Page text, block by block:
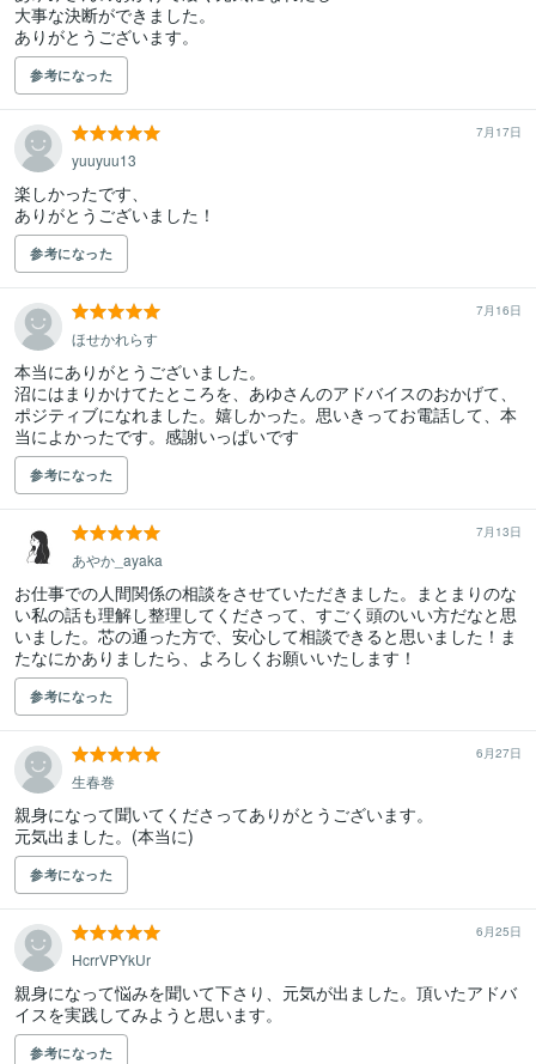
大事な決断ができました。
ありがとうございます。
参考になった
7月17日
yuuyuu13
楽しかったです、
ありがとうございました！
参考になった
7月16日
ほせかれらす
本当にありがとうございました。
沼にはまりかけてたところを、あゆさんのアドバイスのおかげて、
ポジティブになれました。嬉しかった。思いきってお電話して、本
当によかったです。感謝いっぱいです
参考になった
7月13日
あやか_ayaka
お仕事での人間関係の相談をさせていただきました。まとまりのな
い私の話も理解し整理してくださって、すごく頭のいい方だなと思
いました。芯の通った方で、安心して相談できると思いました！ま
たなにかありましたら、よろしくお願いいたします！
参考になった
6月27日
生春巻
親身になって聞いてくださってありがとうございます。
元気出ました。(本当に)
参考になった
6月25日
HcrrVPYkUr
親身になって悩みを聞いて下さり、元気が出ました。頂いたアドバ
イスを実践してみようと思います。
参考になった